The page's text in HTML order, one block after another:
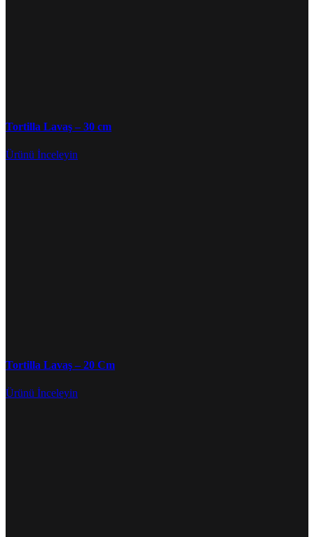
Tortilla Lavaş – 30 cm
Ürünü İnceleyin
Tortilla Lavaş – 20 Cm
Ürünü İnceleyin